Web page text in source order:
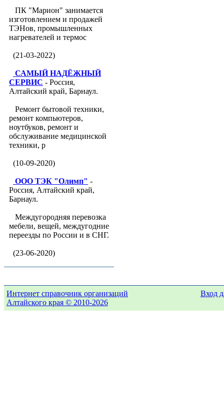
ПК "Марион" занимается
изготовлением и продажей
ТЭНов, промышленных
нагревателей и термос
(21-03-2022)
САМЫЙ НАДЁЖНЫЙ
СЕРВИС - Россия,
Алтайский край, Барнаул.
Ремонт бытовой техники,
ремонт компьютеров,
ноутбуков, ремонт и
обслуживание медицинской
техники, р
(10-09-2020)
ООО ТЭК "Олимп" -
Россия, Алтайский край,
Барнаул.
Междугородняя перевозка
мебели, вещей, междугодние
переезды по России и в СНГ.
(23-06-2020)
Интернет справочник организаций
Алтайского края © 2010-2026
Вход